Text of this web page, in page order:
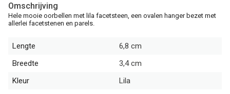
Omschrijving
Hele mooie oorbellen met lila facetsteen, een ovalen hanger bezet met
allerlei facetstenen en parels.
Lengte
6,8 cm
Breedte
3,4 cm
Kleur
Lila